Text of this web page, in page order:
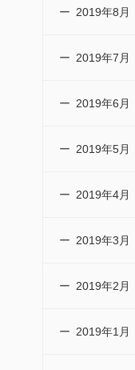
2019年8月
2019年7月
2019年6月
2019年5月
2019年4月
2019年3月
2019年2月
2019年1月